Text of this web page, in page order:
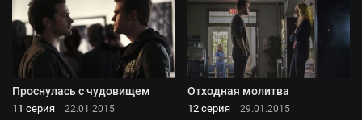
Проснулась с чудовищем
11 серия 22.01.2015
Отходная молитва
12 серия 29.01.2015